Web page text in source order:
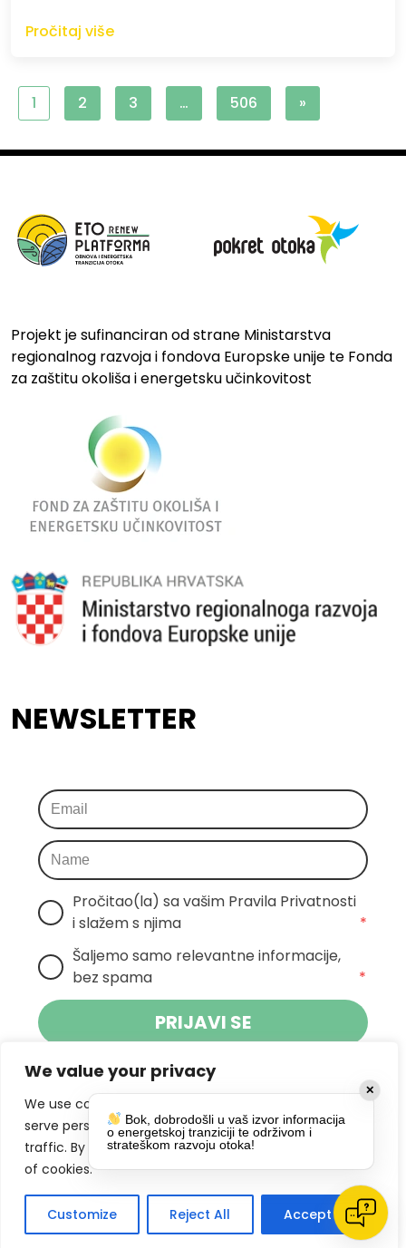
We value your privacy
We use cookies to enhance your browsing experience,
serve personalized ads or content, and analyze our
traffic. By clicking "Accept All", you consent to our use
of cookies.
Customize Reject All Accept All
Pročitaj više
1 2 3 … 506 »
Projekt je sufinanciran od strane Ministarstva
regionalnog razvoja i fondova Europske unije te Fonda
za zaštitu okoliša i energetsku učinkovitost
NEWSLETTER
Pročitao(la) sa vašim Pravila Privatnosti
i slažem s njima
*
Šaljemo samo relevantne informacije,
bez spama
*
PRIJAVI SE
Klikom na gumb dajete suglasnost za
primanje novosti Pokreta Otoka te se
slažete spolitikom privatnosti.
DRUŠTVENE MREŽE
✕
Bok, dobrodošli u vaš izvor informacija
o energetskoj tranziciji te održivom i
strateškom razvoju otoka!